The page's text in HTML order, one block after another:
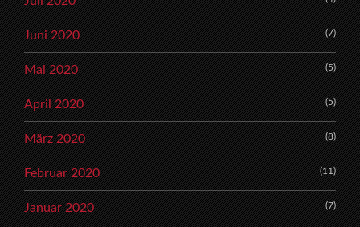
Juni 2020 (7)
Mai 2020 (5)
April 2020 (5)
März 2020 (8)
Februar 2020 (11)
Januar 2020 (7)